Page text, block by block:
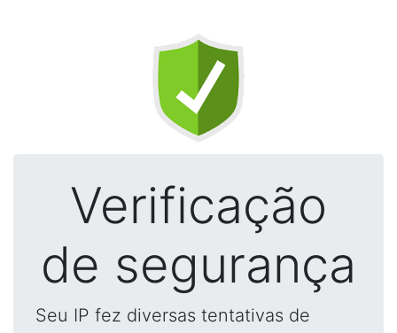
Verificação
de segurança
Seu IP fez diversas tentativas de